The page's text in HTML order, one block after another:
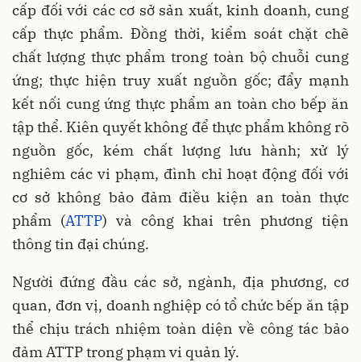
cấp đối với các cơ sở sản xuất, kinh doanh, cung
cấp thực phẩm. Đồng thời, kiểm soát chặt chẽ
chất lượng thực phẩm trong toàn bộ chuỗi cung
ứng; thực hiện truy xuất nguồn gốc; đẩy mạnh
kết nối cung ứng thực phẩm an toàn cho bếp ăn
tập thể. Kiên quyết không để thực phẩm không rõ
nguồn gốc, kém chất lượng lưu hành; xử lý
nghiêm các vi phạm, đình chỉ hoạt động đối với
cơ sở không bảo đảm điều kiện an toàn thực
phẩm (ATTP) và công khai trên phương tiện
thông tin đại chúng.
Người đứng đầu các sở, ngành, địa phương, cơ
quan, đơn vị, doanh nghiệp có tổ chức bếp ăn tập
thể chịu trách nhiệm toàn diện về công tác bảo
đảm ATTP trong phạm vi quản lý.